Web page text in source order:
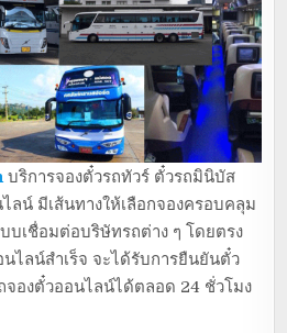
บริการจองตั๋วรถทัวร์ ตั๋วรถมินิบัส
ลน์ มีเส้นทางให้เลือกจองครอบคลุม
บเชื่อมต่อบริษัทรถต่าง ๆ โดยตรง
นไลน์สำเร็จ จะได้รับการยืนยันตั๋ว
องตั๋วออนไลน์ได้ตลอด 24 ชั่วโมง